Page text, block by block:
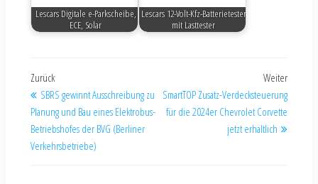
Lescars Digitale e-Parkscheibe,
ECE, Solar
Lescars 12-Volt-Kfz-Batterietester
mit Lasttester
Zurück
SBRS gewinnt Ausschreibung zu
Planung und Bau eines Elektrobus-
Betriebshofes der BVG (Berliner
Verkehrsbetriebe)
Weiter
SmartTOP Zusatz-Verdecksteuerung
für die 2024er Chevrolet Corvette
jetzt erhältlich